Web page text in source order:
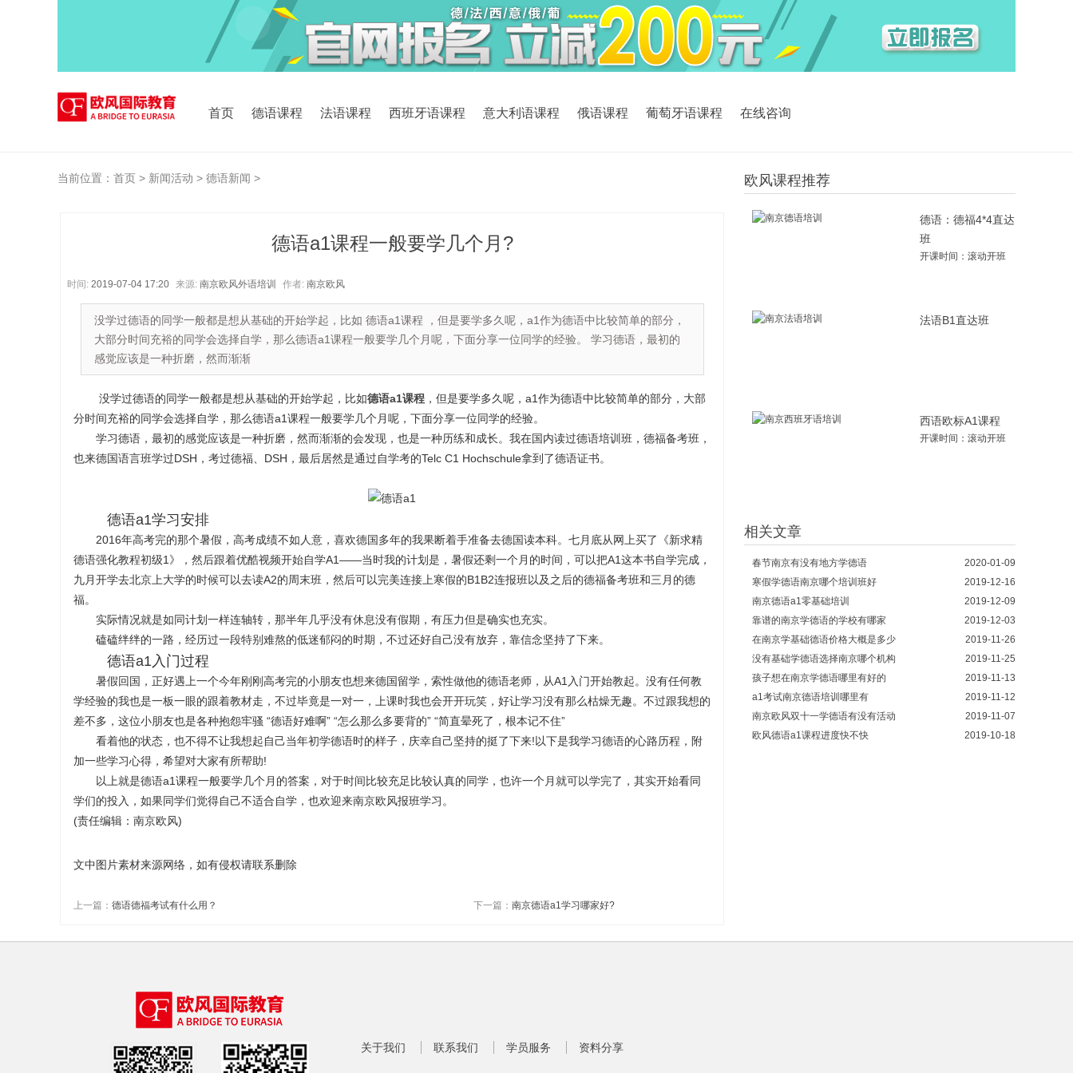
首页 德语课程 法语课程 西班牙语课程 意大利语课程 俄语课程 葡萄牙语课程 在线咨询
当前位置： 首页 > 新闻活动 > 德语新闻 >
德语a1课程一般要学几个月?
时间: 2019-07-04 17:20 来源: 南京欧风外语培训 作者: 南京欧风
没学过德语的同学一般都是想从基础的开始学起，比如 德语a1课程 ，但是要学多久呢，a1作为德语中比较简单的部分，
大部分时间充裕的同学会选择自学，那么德语a1课程一般要学几个月呢，下面分享一位同学的经验。 学习德语，最初的
感觉应该是一种折磨，然而渐渐
没学过德语的同学一般都是想从基础的开始学起，比如德语a1课程 ，但是要学多久呢，a1作为德语中比较简单的部分，大部
分时间充裕的同学会选择自学，那么德语a1课程一般要学几个月呢，下面分享一位同学的经验。
学习德语，最初的感觉应该是一种折磨，然而渐渐的会发现，也是一种历练和成长。我在国内读过德语培训班，德福备考班，
也来德国语言班学过DSH，考过德福、DSH，最后居然是通过自学考的Telc C1 Hochschule拿到了德语证书。
德语a1学习安排
2016年高考完的那个暑假，高考成绩不如人意，喜欢德国多年的我果断着手准备去德国读本科。七月底从网上买了《新求精
德语强化教程初级1》，然后跟着优酷视频开始自学A1——当时我的计划是，暑假还剩一个月的时间，可以把A1这本书自学完成，
九月开学去北京上大学的时候可以去读A2的周末班，然后可以完美连接上寒假的B1B2连报班以及之后的德福备考班和三月的德
福。
实际情况就是如同计划一样连轴转，那半年几乎没有休息没有假期，有压力但是确实也充实。
磕磕绊绊的一路，经历过一段特别难熬的低迷郁闷的时期，不过还好自己没有放弃，靠信念坚持了下来。
德语a1入门过程
暑假回国，正好遇上一个今年刚刚高考完的小朋友也想来德国留学，索性做他的德语老师，从A1入门开始教起。没有任何教
学经验的我也是一板一眼的跟着教材走，不过毕竟是一对一，上课时我也会开开玩笑，好让学习没有那么枯燥无趣。不过跟我想的
差不多，这位小朋友也是各种抱怨牢骚 “德语好难啊” “怎么那么多要背的” “简直晕死了，根本记不住”
看着他的状态，也不得不让我想起自己当年初学德语时的样子，庆幸自己坚持的挺了下来!以下是我学习德语的心路历程，附
加一些学习心得，希望对大家有所帮助!
以上就是德语a1课程一般要学几个月的答案，对于时间比较充足比较认真的同学，也许一个月就可以学完了，其实开始看同
学们的投入，如果同学们觉得自己不适合自学，也欢迎来南京欧风报班学习。
(责任编辑：南京欧风)
文中图片素材来源网络，如有侵权请联系删除
上一篇： 德语德福考试有什么用？ 下一篇： 南京德语a1学习哪家好?
欧风课程推荐
德语：德福4*4直达
班
开课时间：滚动开班
法语B1直达班
西语欧标A1课程
开课时间：滚动开班
相关文章
2020-01-09
春节南京有没有地方学德语
2019-12-16
寒假学德语南京哪个培训班好
2019-12-09
南京德语a1零基础培训
2019-12-03
靠谱的南京学德语的学校有哪家
2019-11-26
在南京学基础德语价格大概是多少
2019-11-25
没有基础学德语选择南京哪个机构
2019-11-13
孩子想在南京学德语哪里有好的
2019-11-12
a1考试南京德语培训哪里有
2019-11-07
南京欧风双十一学德语有没有活动
2019-10-18
欧风德语a1课程进度快不快
关于我们 联系我们 学员服务 资料分享